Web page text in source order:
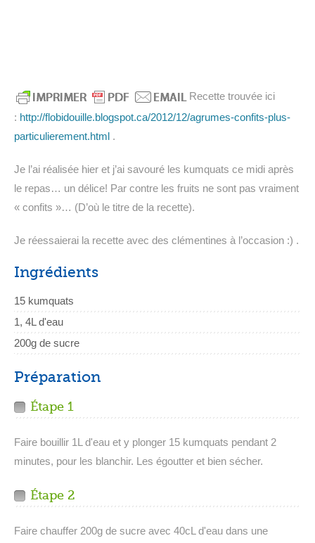
Recette trouvée ici
: http://flobidouille.blogspot.ca/2012/12/agrumes-confits-plus-
particulierement.html .
Je l’ai réalisée hier et j’ai savouré les kumquats ce midi après
le repas… un délice! Par contre les fruits ne sont pas vraiment
« confits »… (D’où le titre de la recette).
Je réessaierai la recette avec des clémentines à l’occasion :) .
Ingrédients
15 kumquats
1, 4L d'eau
200g de sucre
Préparation
Étape 1
Faire bouillir 1L d'eau et y plonger 15 kumquats pendant 2
minutes, pour les blanchir. Les égoutter et bien sécher.
Étape 2
Faire chauffer 200g de sucre avec 40cL d'eau dans une